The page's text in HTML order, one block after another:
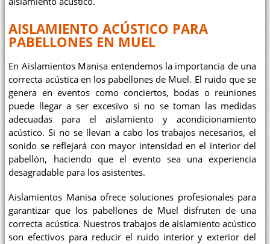
AISLAMIENTO ACÚSTICO PARA
PABELLONES EN MUEL
En Aislamientos Manisa entendemos la importancia de una
correcta acústica en los pabellones de Muel. El ruido que se
genera en eventos como conciertos, bodas o reuniones
puede llegar a ser excesivo si no se toman las medidas
adecuadas para el aislamiento y acondicionamiento
acústico. Si no se llevan a cabo los trabajos necesarios, el
sonido se reflejará con mayor intensidad en el interior del
pabellón, haciendo que el evento sea una experiencia
desagradable para los asistentes.
Aislamientos Manisa ofrece soluciones profesionales para
garantizar que los pabellones de Muel disfruten de una
correcta acústica. Nuestros trabajos de aislamiento acústico
son efectivos para reducir el ruido interior y exterior del